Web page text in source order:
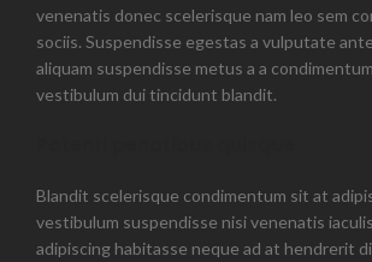
venenatis donec scelerisque nam leo sem
sociis. Suspendisse egestas a vulputate
aliquam suspendisse metus a a
vestibulum dui tincidunt blandit.
Blandit scelerisque condimentum sit at
vestibulum suspendisse nisi venenatis
adipiscing habitasse neque ad at hendrerit